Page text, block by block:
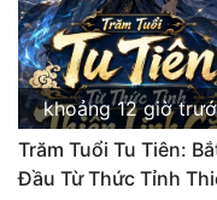
khoảng 12 giờ
Trăm Tuổi Tu Tiên:
Đầu Từ Thức Tỉnh